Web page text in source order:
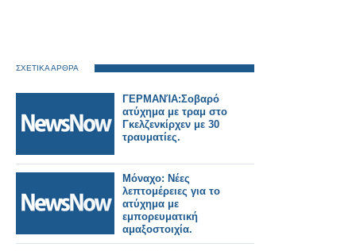
ΣΧΕΤΙΚΑ ΑΡΘΡΑ
ΓΕΡΜΑΝΊΑ:Σοβαρό
ατύχημα με τραμ στο
Γκελζενκίρχεν με 30
τραυματίες.
Μόναχο: Νέες
λεπτομέρειες για το
ατύχημα με
εμπορευματική
αμαξοστοιχία.